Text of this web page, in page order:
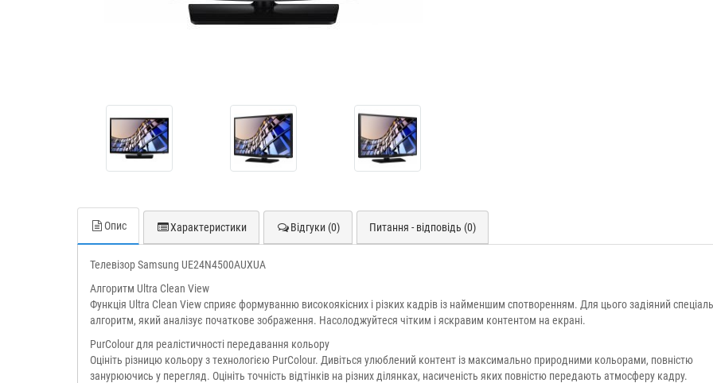
Опис Характеристики Відгуки (0) Питання - відповідь (0)
Телевізор Samsung UE24N4500AUXUA
Алгоритм Ultra Clean View
Функція Ultra Clean View сприяє формуванню високоякісних і різких кадрів із найменшим спотворенням. Для цього задіяний
алгоритм, який аналізує початкове зображення. Насолоджуйтеся чітким і яскравим контентом на екрані.
PurColour для реалістичності передавання кольору
Оцініть різницю кольору з технологією PurColour. Дивіться улюблений контент із максимально природними кольорами, повністю
занурюючись у перегляд. Оцініть точність відтінків на різних ділянках, насиченість яких повністю передають атмосферу кадру.